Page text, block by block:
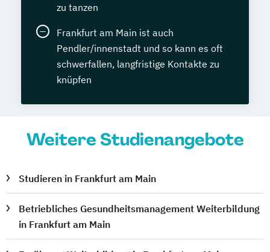
zu tanzen
Frankfurt am Main ist auch
Pendler/innenstadt und so kann es oft
schwerfallen, langfristige Kontakte zu
knüpfen
Weitere Studienangebote
Studieren in Frankfurt am Main
Betriebliches Gesundheitsmanagement Weiterbildung
in Frankfurt am Main